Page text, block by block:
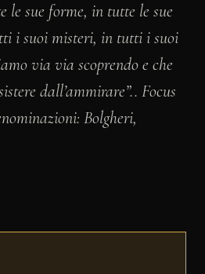
sue forme, in tutte le sue
i suoi misteri, in tutti i suoi
via via scoprendo e che
dall’ammirare”.. Focus
Bolgheri,